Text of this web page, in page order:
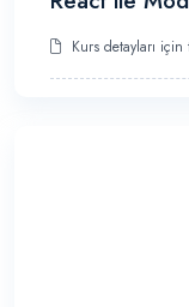
Kurs detayları için